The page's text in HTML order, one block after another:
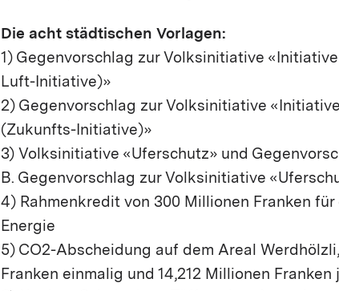
Die acht städtischen Vorlagen:
1) Gegenvorschlag zur Volksinitiative
Luft-Initiative)»
2) Gegenvorschlag zur Volksinitiative
(Zukunfts-Initiative)»
3) Volksinitiative «Uferschutz» und
B. Gegenvorschlag zur Volksinitiative
4) Rahmenkredit von 300 Millionen Franken
Energie
5) CO2-Abscheidung auf dem Areal
Franken einmalig und 14,212 Millionen Franken